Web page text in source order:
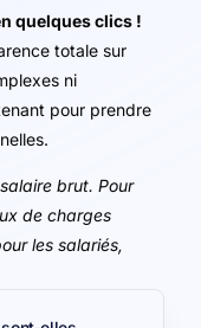
quelques clics !
totale sur
ni
pour prendre
brut. Pour
de charges
les salariés,